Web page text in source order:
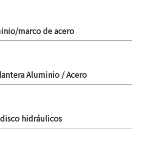
de
marco de acero
Aluminio / Acero
hidráulicos